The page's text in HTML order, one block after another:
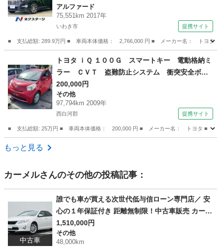
クルーズ 禁煙車 パワーバックドア ハーフレ
ザーシート パワーシート ドラレコ コーナー
アルファード
75,551km 2017年
いわき市 提携サイト
■ 支払総額: 289.9万円 ■ 車両本体価格： 2,766,000 円 ■ メーカー名： トヨ
アルファード
トヨタ ｉＱ １００Ｇ スマートキー 電動格納ミ
ラー ＣＶＴ 盗難防止システム 衝突安全ボデ
ィ ＡＢＳ ＥＳＣ ＣＤ カセット エアコ
ン パワーステアリング パワーウィンドウ （な
し）
200,000円
その他
97,794km 2009年
西白河郡 提携サイト
■ 支払総額: 25万円 ■ 車両本体価格： 200,000 円 ■ メーカー名： トヨタ ■
福島 西白河郡
もっと見る
カーメルさんのその他の投稿記事：
中古車
誰でも車が買える次世代低与信ローン専門店／ 安
心の１年保証付き 距離無制限！中古車販売 カーメ
ル福島本店 平成25年 トヨタ カムリ ハイブリ
ッドＧパッケージ 48000㌔
1,510,000円
その他
48,000km